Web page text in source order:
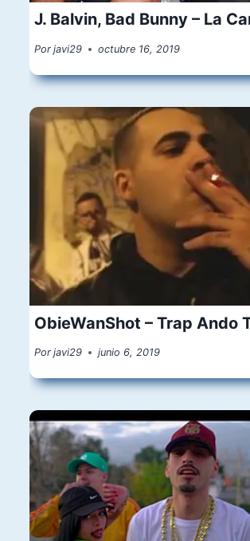
J. Balvin, Bad Bunny – La
Por javi29 octubre 16, 2019
ObieWanShot – Trap Ando
Por javi29 junio 6, 2019